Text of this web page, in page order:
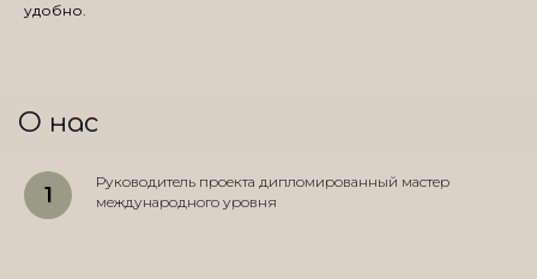
удобно.
О нас
Руководитель проекта дипломированный мастер
международного уровня